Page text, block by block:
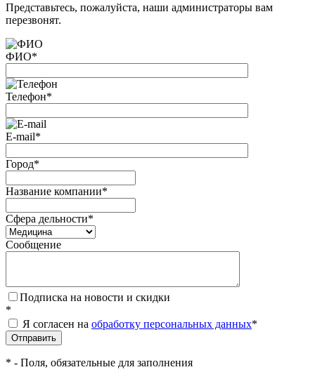
Представьтесь, пожалуйста, наши администраторы вам
перезвонят.
ФИО*
Телефон*
E-mail*
Город*
Название компании*
Сфера дельности*
Сообщение
Подписка на новости и скидки
*
Я согласен на обработку персональных данных*
* - Поля, обязательные для заполнения